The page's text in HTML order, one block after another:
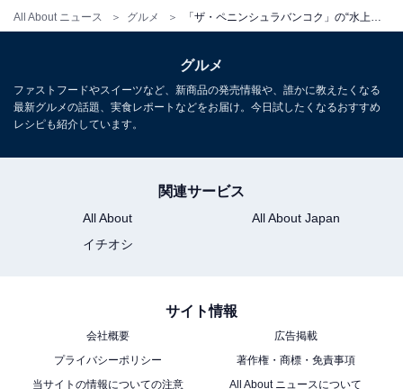
All About ニュース グルメ
・カオニャオ マムアン：もち米とタイ産マンゴーのデザ
・コーヒー または 紅茶
グルメ
ファストフードやスイーツなど、新商品の発売情報や、誰かに教えたくなる
最新グルメの話題、実食レポートなどをお届け。今日試したくなるおすすめ
レシピも紹介しています。
関連サービス
All About
All About Japan
イチオシ
サイト情報
会社概要
広告掲載
プライバシーポリシー
著作権・商標・免責事項
当サイトの情報についての注意
All About ニュースについて